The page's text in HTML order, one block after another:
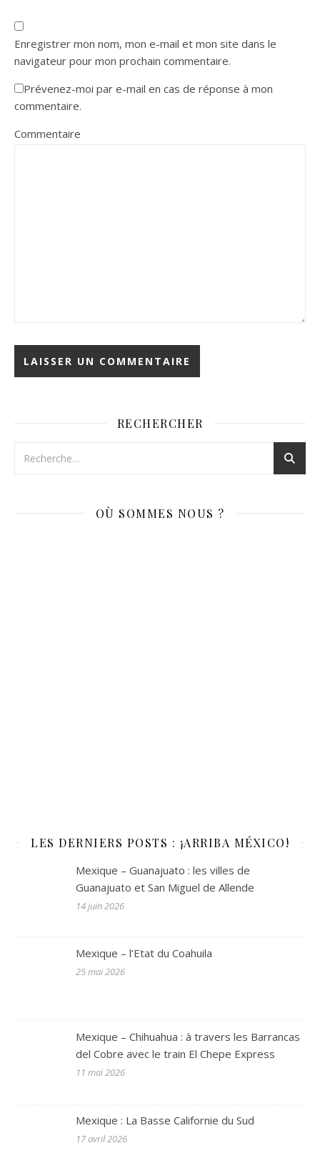
Enregistrer mon nom, mon e-mail et mon site dans le
navigateur pour mon prochain commentaire.
Prévenez-moi par e-mail en cas de réponse à mon
commentaire.
Commentaire
RECHERCHER
OÙ SOMMES NOUS ?
LES DERNIERS POSTS : ¡ARRIBA MÉXICO!
Mexique – Guanajuato : les villes de
Guanajuato et San Miguel de Allende
14 juin 2026
Mexique – l’Etat du Coahuila
25 mai 2026
Mexique – Chihuahua : à travers les Barrancas
del Cobre avec le train El Chepe Express
11 mai 2026
Mexique : La Basse Californie du Sud
17 avril 2026